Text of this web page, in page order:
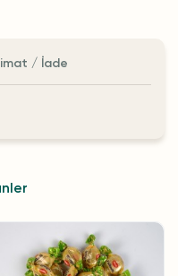
/ İade